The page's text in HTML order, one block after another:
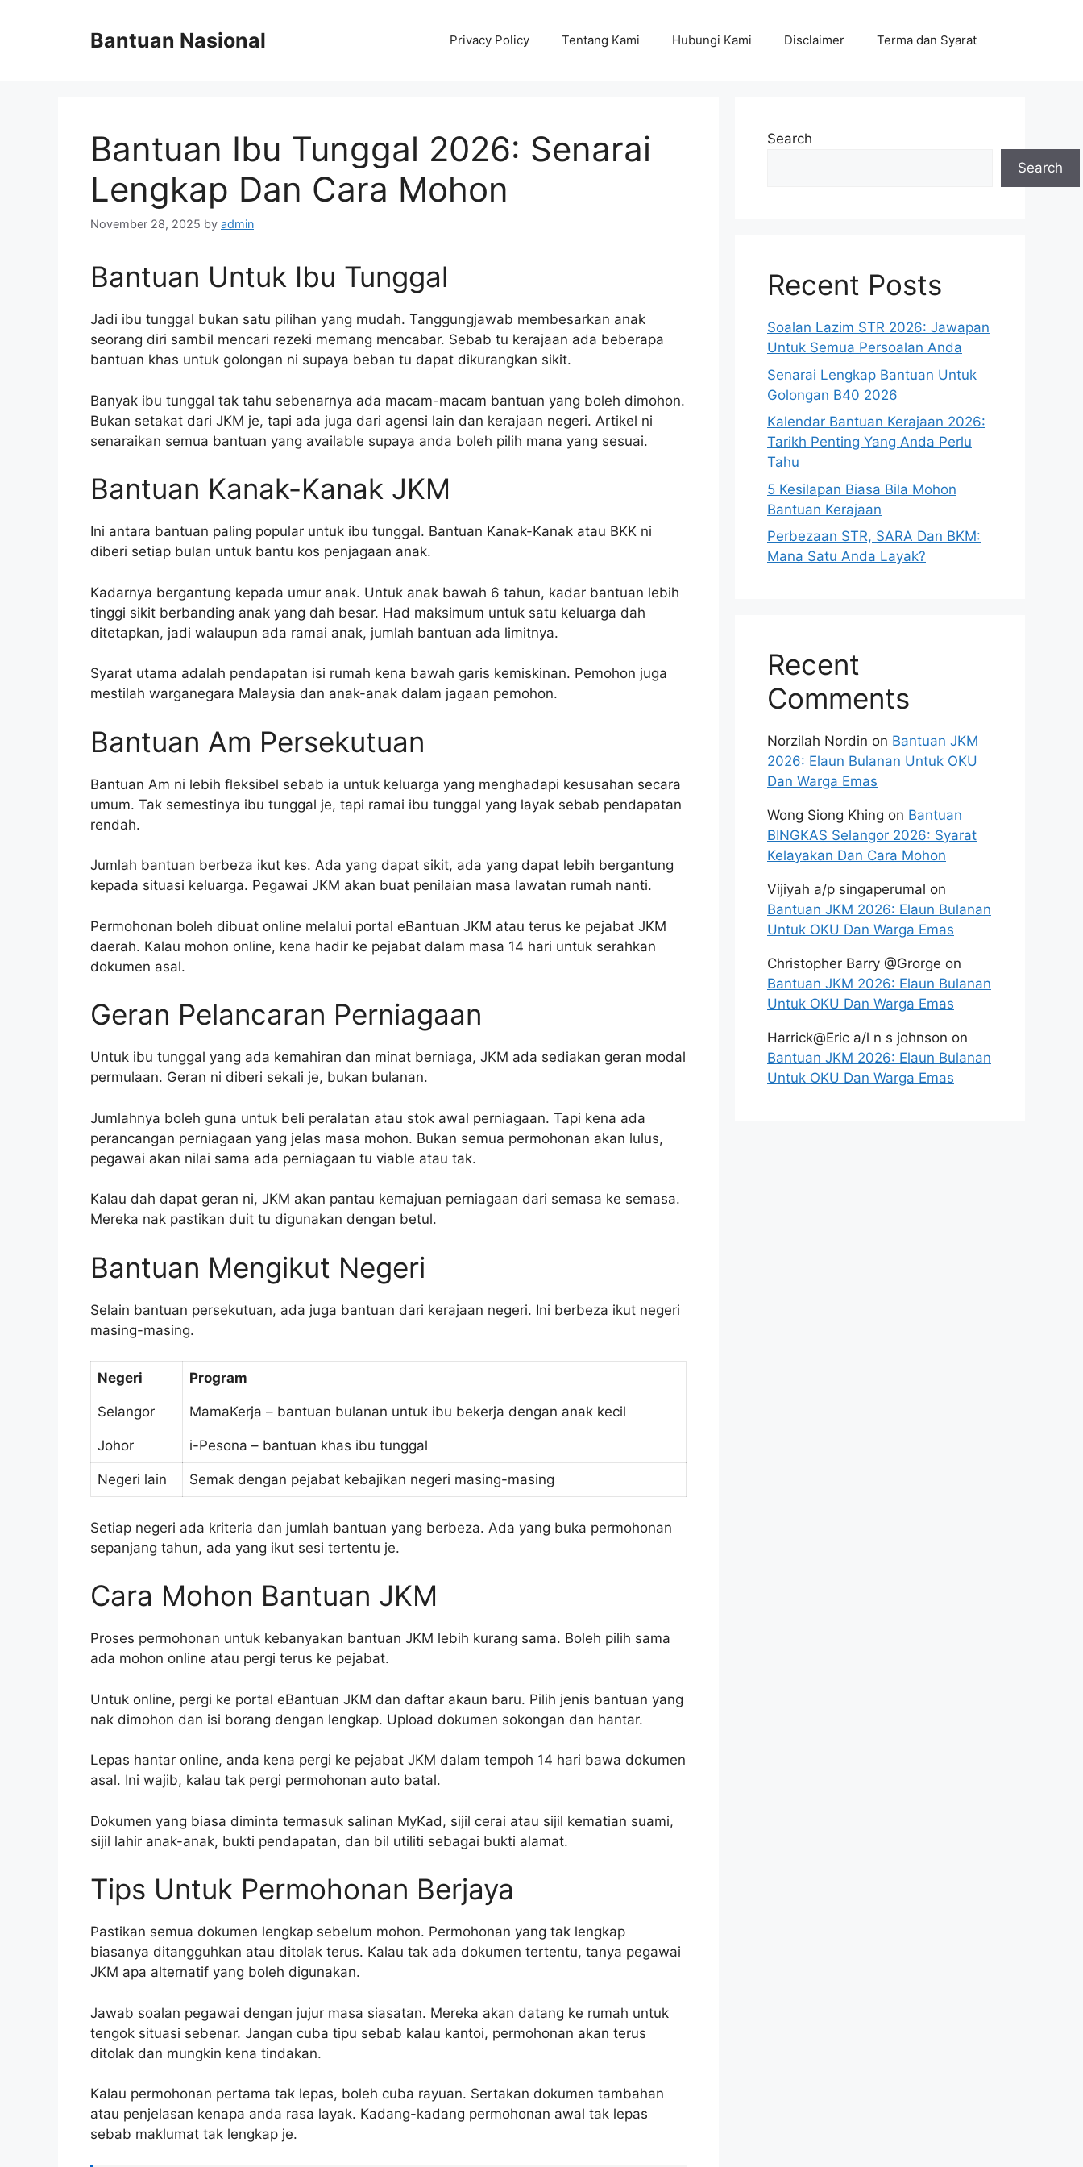
Bantuan Nasional Privacy Policy Tentang Kami Hubungi Kami Disclaimer Terma dan Syarat
Bantuan Ibu Tunggal 2026: Senarai
Lengkap Dan Cara Mohon
November 28, 2025 by admin
Bantuan Untuk Ibu Tunggal
Jadi ibu tunggal bukan satu pilihan yang mudah. Tanggungjawab membesarkan anak
seorang diri sambil mencari rezeki memang mencabar. Sebab tu kerajaan ada beberapa
bantuan khas untuk golongan ni supaya beban tu dapat dikurangkan sikit.
Banyak ibu tunggal tak tahu sebenarnya ada macam-macam bantuan yang boleh dimohon.
Bukan setakat dari JKM je, tapi ada juga dari agensi lain dan kerajaan negeri. Artikel ni
senaraikan semua bantuan yang available supaya anda boleh pilih mana yang sesuai.
Bantuan Kanak-Kanak JKM
Ini antara bantuan paling popular untuk ibu tunggal. Bantuan Kanak-Kanak atau BKK ni
diberi setiap bulan untuk bantu kos penjagaan anak.
Kadarnya bergantung kepada umur anak. Untuk anak bawah 6 tahun, kadar bantuan lebih
tinggi sikit berbanding anak yang dah besar. Had maksimum untuk satu keluarga dah
ditetapkan, jadi walaupun ada ramai anak, jumlah bantuan ada limitnya.
Syarat utama adalah pendapatan isi rumah kena bawah garis kemiskinan. Pemohon juga
mestilah warganegara Malaysia dan anak-anak dalam jagaan pemohon.
Bantuan Am Persekutuan
Bantuan Am ni lebih fleksibel sebab ia untuk keluarga yang menghadapi kesusahan secara
umum. Tak semestinya ibu tunggal je, tapi ramai ibu tunggal yang layak sebab pendapatan
rendah.
Jumlah bantuan berbeza ikut kes. Ada yang dapat sikit, ada yang dapat lebih bergantung
kepada situasi keluarga. Pegawai JKM akan buat penilaian masa lawatan rumah nanti.
Permohonan boleh dibuat online melalui portal eBantuan JKM atau terus ke pejabat JKM
daerah. Kalau mohon online, kena hadir ke pejabat dalam masa 14 hari untuk serahkan
dokumen asal.
Geran Pelancaran Perniagaan
Untuk ibu tunggal yang ada kemahiran dan minat berniaga, JKM ada sediakan geran modal
permulaan. Geran ni diberi sekali je, bukan bulanan.
Jumlahnya boleh guna untuk beli peralatan atau stok awal perniagaan. Tapi kena ada
perancangan perniagaan yang jelas masa mohon. Bukan semua permohonan akan lulus,
pegawai akan nilai sama ada perniagaan tu viable atau tak.
Kalau dah dapat geran ni, JKM akan pantau kemajuan perniagaan dari semasa ke semasa.
Mereka nak pastikan duit tu digunakan dengan betul.
Bantuan Mengikut Negeri
Selain bantuan persekutuan, ada juga bantuan dari kerajaan negeri. Ini berbeza ikut negeri
masing-masing.
Negeri Program
Selangor MamaKerja – bantuan bulanan untuk ibu bekerja dengan anak kecil
Johor i-Pesona – bantuan khas ibu tunggal
Negeri lain Semak dengan pejabat kebajikan negeri masing-masing
Setiap negeri ada kriteria dan jumlah bantuan yang berbeza. Ada yang buka permohonan
sepanjang tahun, ada yang ikut sesi tertentu je.
Cara Mohon Bantuan JKM
Proses permohonan untuk kebanyakan bantuan JKM lebih kurang sama. Boleh pilih sama
ada mohon online atau pergi terus ke pejabat.
Untuk online, pergi ke portal eBantuan JKM dan daftar akaun baru. Pilih jenis bantuan yang
nak dimohon dan isi borang dengan lengkap. Upload dokumen sokongan dan hantar.
Lepas hantar online, anda kena pergi ke pejabat JKM dalam tempoh 14 hari bawa dokumen
asal. Ini wajib, kalau tak pergi permohonan auto batal.
Dokumen yang biasa diminta termasuk salinan MyKad, sijil cerai atau sijil kematian suami,
sijil lahir anak-anak, bukti pendapatan, dan bil utiliti sebagai bukti alamat.
Tips Untuk Permohonan Berjaya
Pastikan semua dokumen lengkap sebelum mohon. Permohonan yang tak lengkap
biasanya ditangguhkan atau ditolak terus. Kalau tak ada dokumen tertentu, tanya pegawai
JKM apa alternatif yang boleh digunakan.
Jawab soalan pegawai dengan jujur masa siasatan. Mereka akan datang ke rumah untuk
tengok situasi sebenar. Jangan cuba tipu sebab kalau kantoi, permohonan akan terus
ditolak dan mungkin kena tindakan.
Kalau permohonan pertama tak lepas, boleh cuba rayuan. Sertakan dokumen tambahan
atau penjelasan kenapa anda rasa layak. Kadang-kadang permohonan awal tak lepas
sebab maklumat tak lengkap je.
Search
Search
Recent Posts
Soalan Lazim STR 2026: Jawapan
Untuk Semua Persoalan Anda
Senarai Lengkap Bantuan Untuk
Golongan B40 2026
Kalendar Bantuan Kerajaan 2026:
Tarikh Penting Yang Anda Perlu
Tahu
5 Kesilapan Biasa Bila Mohon
Bantuan Kerajaan
Perbezaan STR, SARA Dan BKM:
Mana Satu Anda Layak?
Recent
Comments
Norzilah Nordin on Bantuan JKM
2026: Elaun Bulanan Untuk OKU
Dan Warga Emas
Wong Siong Khing on Bantuan
BINGKAS Selangor 2026: Syarat
Kelayakan Dan Cara Mohon
Vijiyah a/p singaperumal on
Bantuan JKM 2026: Elaun Bulanan
Untuk OKU Dan Warga Emas
Christopher Barry @Grorge on
Bantuan JKM 2026: Elaun Bulanan
Untuk OKU Dan Warga Emas
Harrick@Eric a/l n s johnson on
Bantuan JKM 2026: Elaun Bulanan
Untuk OKU Dan Warga Emas